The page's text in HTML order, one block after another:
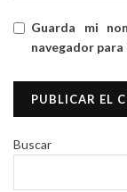
Guarda mi
navegador
Buscar